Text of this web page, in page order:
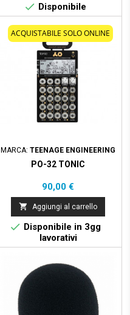
 Disponibile
ACQUISTABILE SOLO ONLINE
MARCA:TEENAGE ENGINEERING
PO-32 TONIC
Prezzo
90,00 €
 Aggiungi al carrello
 Disponibile in 3gg
lavorativi